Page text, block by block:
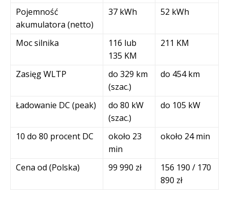
Pojemność
akumulatora (netto)
37 kWh 52 kWh
Moc silnika
116 lub
135 KM
211 KM
Zasięg WLTP
do 329 km
(szac.)
do 454 km
Ładowanie DC (peak)
do 80 kW
(szac.)
do 105 kW
10 do 80 procent DC
około 23
min
około 24 min
Cena od (Polska) 99 990 zł
156 190 / 170
890 zł